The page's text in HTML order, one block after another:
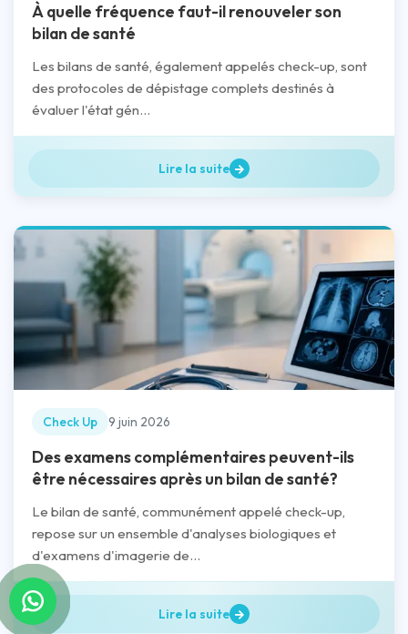
À quelle fréquence faut-il renouveler son
bilan de santé
Les bilans de santé, également appelés check-up, sont
des protocoles de dépistage complets destinés à
évaluer l'état gén...
Lire la suite
Check Up 9 juin 2026
Des examens complémentaires peuvent-ils
être nécessaires après un bilan de santé?
Le bilan de santé, communément appelé check-up,
repose sur un ensemble d'analyses biologiques et
d'examens d'imagerie de...
Lire la suite